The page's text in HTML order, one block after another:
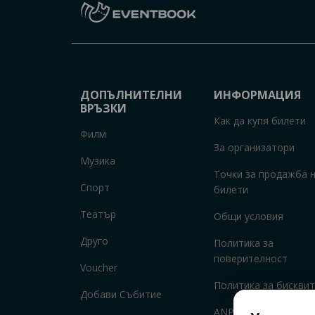
ДОПЪЛНИТЕЛНИ
ВРЪЗКИ
Филм
Музика
Спорт
Театър
Друго
Voucher
Добави Събитие
ИНФОРМАЦИЯ
Как да купя билети
За организатори
Точки за продажба
билети
Общи условия
Политика за
поверителност
Политика за
ANPC